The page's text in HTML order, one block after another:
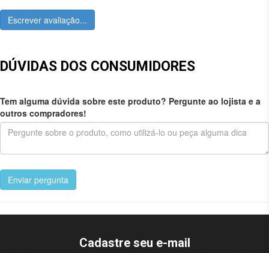
Escrever avaliação...
DÚVIDAS DOS CONSUMIDORES
Tem alguma dúvida sobre este produto? Pergunte ao lojista e a
outros compradores!
Enviar pergunta
Cadastre seu e-mail